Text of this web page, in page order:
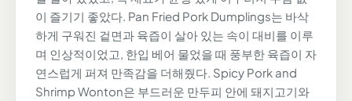
이 즐기기 좋았다. Pan Fried Pork Dumplings는 바삭
하게 구워진 겉면과 육즙이 살아 있는 속이 대비를 이루
며 인상적이었고, 한입 베어 물었을 때 풍부한 육즙이 자
연스럽게 퍼져 만족감을 더해줬다. Spicy Pork and
Shrimp Wonton은 부드러운 만두피 안에 돼지고기와